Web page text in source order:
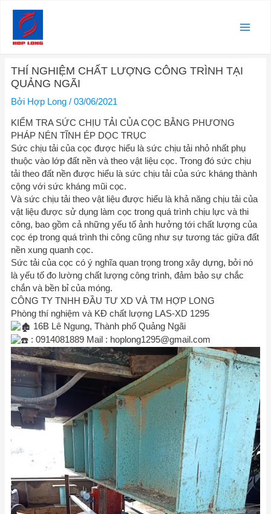
dung
Menu
THÍ NGHIỆM CHẤT LƯỢNG CÔNG TRÌNH TẠI
QUẢNG NGÃI
Bởi Hợp Long / 03/06/2021
KIỂM TRA SỨC CHỊU TẢI CỦA CỌC BẰNG PHƯƠNG
PHÁP NÉN TĨNH ÉP DỌC TRỤC
Sức chịu tải của cọc được hiểu là sức chịu tải nhỏ nhất phụ
thuộc vào lớp đất nền và theo vật liệu cọc. Trong đó sức chịu
tải theo đất nền được hiểu là sức chịu tải của sức kháng thành
cộng với sức kháng mũi cọc.
Và sức chịu tải theo vật liệu được hiểu là khả năng chịu tải của
vật liệu được sử dụng làm cọc trong quá trình chịu lực và thi
công, bao gồm cả những yếu tố ảnh hưởng tới chất lượng của
cọc ép trong quá trình thi công cũng như sự tương tác giữa đất
nền xung quanh cọc.
Sức tải của cọc có ý nghĩa quan trọng trong xây dựng, bởi nó
là yếu tố đo lường chất lượng công trình, đảm bảo sự chắc
chắn và bền bỉ của móng.
CÔNG TY TNHH ĐẦU TƯ XD VÀ TM HỢP LONG
Phòng thí nghiệm và KĐ chất lượng LAS-XD 1295
16B Lê Ngung, Thành phố Quảng Ngãi
: 0914081889 Mail : hoplong1295@gmail.com
hướng
bài
viết